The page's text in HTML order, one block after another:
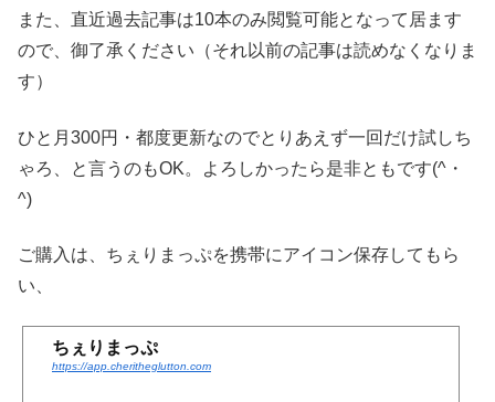
また、直近過去記事は10本のみ閲覧可能となって居ます
ので、御了承ください（それ以前の記事は読めなくなりま
す）
ひと月300円・都度更新なのでとりあえず一回だけ試しち
ゃろ、と言うのもOK。よろしかったら是非ともです(^・
^)
ご購入は、ちぇりまっぷを携帯にアイコン保存してもら
い、
ちぇりまっぷ
https://app.cheritheglutton.com